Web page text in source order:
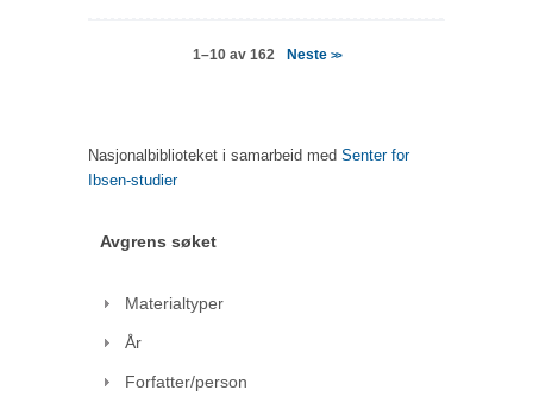
1–10 av 162 Neste >>
Nasjonalbiblioteket i samarbeid med Senter for
Ibsen-studier
Avgrens søket
Materialtyper
År
Forfatter/person